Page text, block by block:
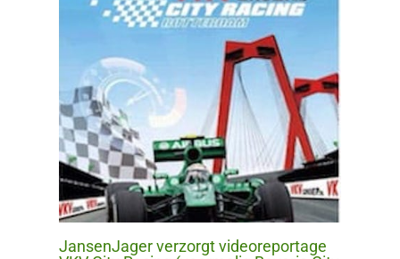
JansenJager verzorgt videoreportage